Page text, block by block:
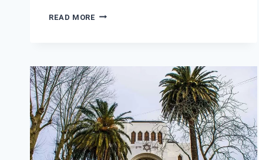
READ MORE